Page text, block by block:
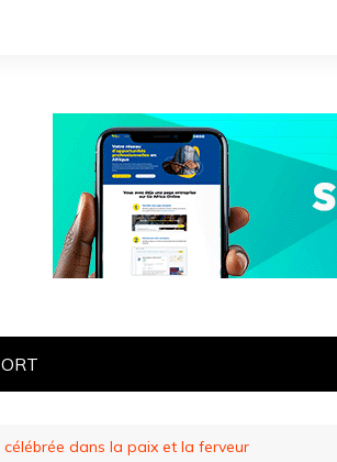
célébrée dans la paix et la ferveur